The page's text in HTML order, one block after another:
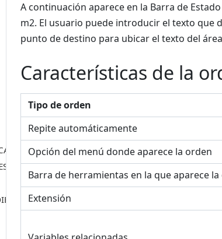
A continuación aparece en la Barra de
m2. El usuario puede introducir el texto que
punto de destino para ubicar el texto del
Características de la
Tipo de orden
Repite automáticamente
Opción del menú donde aparece la orden
Barra de herramientas en la que aparece
Extensión